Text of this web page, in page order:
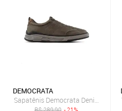
DEMOCRATA
Sapatênis Democrata Denim Dylan